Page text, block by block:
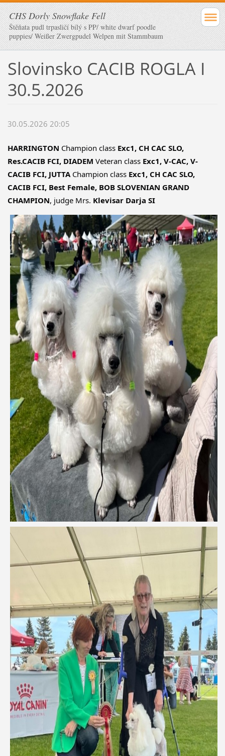
CHS Dorly Snowflake Fell
Štěňata pudl trpasličí bílý s PP/ white dwarf poodle
puppies/ Weißer Zwergpudel Welpen mit Stammbaum
Slovinsko CACIB ROGLA I
30.5.2026
30.05.2026 20:05
HARRINGTON Champion class Exc1, CH CAC SLO,
Res.CACIB FCI, DIADEM Veteran class Exc1, V-CAC, V-
CACIB FCI, JUTTA Champion class Exc1, CH CAC SLO,
CACIB FCI, Best Female, BOB SLOVENIAN GRAND
CHAMPION, judge Mrs. Klevisar Darja SI